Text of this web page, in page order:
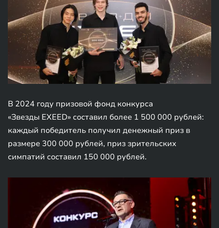
В 2024 году призовой фонд конкурса
«Звезды EXEED» составил более 1 500 000 рублей:
каждый победитель получил денежный приз в
размере 300 000 рублей, приз зрительских
симпатий составил 150 000 рублей.